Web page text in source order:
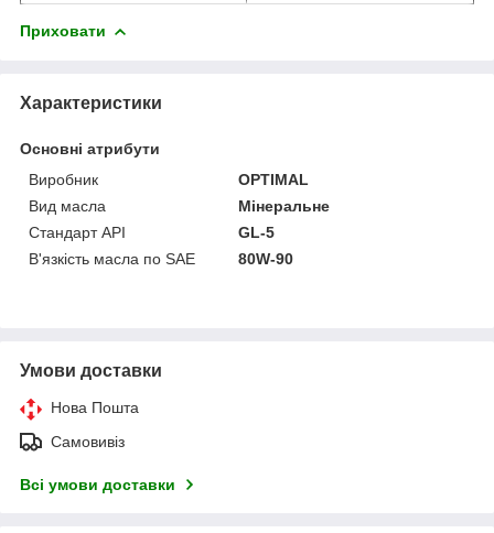
Приховати
Характеристики
Основні атрибути
Виробник
OPTIMAL
Вид масла
Мінеральне
Стандарт API
GL-5
В'язкість масла по SAE
80W-90
Умови доставки
Нова Пошта
Самовивіз
Всі умови доставки